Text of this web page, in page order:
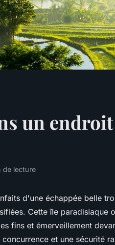
un
de lecture
d'une échappée belle
Cette île paradisiaque
fins et émerveillement
et une sécurité